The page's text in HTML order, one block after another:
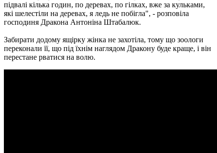
підвалі кілька годин, по деревах, по гілках, вже за кульками,
які шелестіли на деревах, я ледь не побігла", - розповіла
господиня Дракона Антоніна Штабалюк.
Забирати додому ящірку жінка не захотіла, тому що зоологи
переконали її, що під їхнім наглядом Дракону буде краще, і він
перестане рватися на волю.